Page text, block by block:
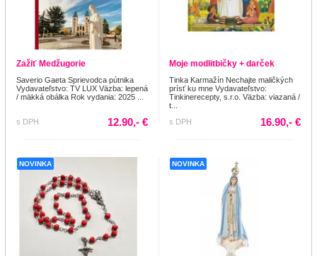
Zažiť Medžugorie
Saverio Gaeta Sprievodca pútnika
Vydavateľstvo: TV LUX Väzba: lepená
/ mäkká obálka Rok vydania: 2025 ...
s DPH 12.90,- €
Moje modlitbičky + darček
Tinka Karmažín Nechajte maličkých
prísť ku mne Vydavateľstvo:
Tinkinerecepty, s.r.o. Väzba: viazaná /
t...
s DPH
16.90,- €
NOVINKA NOVINKA